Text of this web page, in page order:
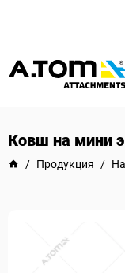
Ковш на мини
/ Продукция /